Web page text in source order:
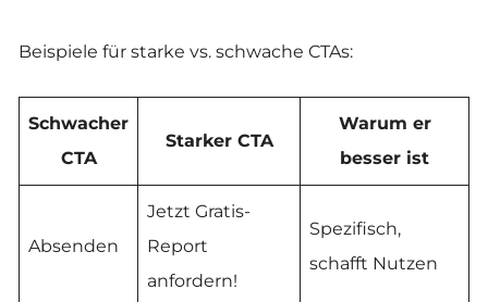
Beispiele für starke vs. schwache CTAs:
Schwacher
CTA
Starker CTA
Warum er
besser ist
Absenden
Jetzt Gratis-
Report
anfordern!
Spezifisch,
schafft Nutzen